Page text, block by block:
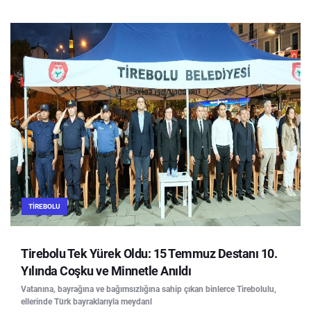
TIREBOLU
Tirebolu Tek Yürek Oldu: 15 Temmuz Destanı 10.
Yılında Coşku ve Minnetle Anıldı
Vatanına, bayrağına ve bağımsızlığına sahip çıkan binlerce Tirebolulu,
ellerinde Türk bayraklarıyla meydanl